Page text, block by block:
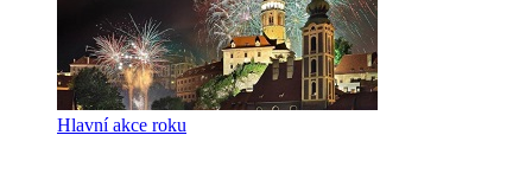
Hlavní akce roku